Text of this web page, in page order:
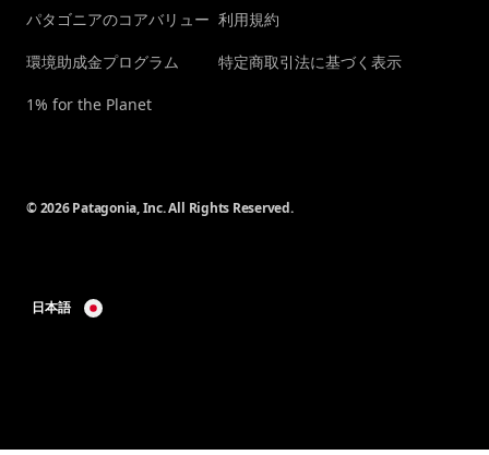
パタゴニアのコアバリュー
環境助成金プログラム
1% for the Planet
利用規約
特定商取引法に基づく表示
© 2026 Patagonia, Inc. All Rights Reserved.
日本語